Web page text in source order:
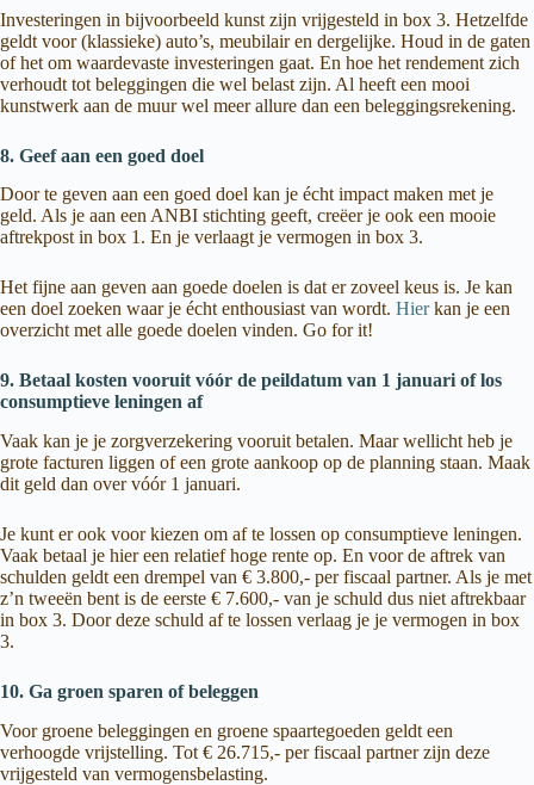
Investeringen in bijvoorbeeld kunst zijn vrijgesteld in box 3. Hetzelfde
geldt voor (klassieke) auto’s, meubilair en dergelijke. Houd in de gaten
of het om waardevaste investeringen gaat. En hoe het rendement zich
verhoudt tot beleggingen die wel belast zijn. Al heeft een mooi
kunstwerk aan de muur wel meer allure dan een beleggingsrekening.
8. Geef aan een goed doel
Door te geven aan een goed doel kan je écht impact maken met je
geld. Als je aan een ANBI stichting geeft, creëer je ook een mooie
aftrekpost in box 1. En je verlaagt je vermogen in box 3.
Het fijne aan geven aan goede doelen is dat er zoveel keus is. Je kan
een doel zoeken waar je écht enthousiast van wordt. Hierkan je een
overzicht met alle goede doelen vinden. Go for it!
9. Betaal kosten vooruit vóór de peildatum van 1 januari of los
consumptieve leningen af
Vaak kan je je zorgverzekering vooruit betalen. Maar wellicht heb je
grote facturen liggen of een grote aankoop op de planning staan. Maak
dit geld dan over vóór 1 januari.
Je kunt er ook voor kiezen om af te lossen op consumptieve leningen.
Vaak betaal je hier een relatief hoge rente op. En voor de aftrek van
schulden geldt een drempel van € 3.800,- per fiscaal partner. Als je met
z’n tweeën bent is de eerste € 7.600,- van je schuld dus niet aftrekbaar
in box 3. Door deze schuld af te lossen verlaag je je vermogen in box
3.
10. Ga groen sparen of beleggen
Voor groene beleggingen en groene spaartegoeden geldt een
verhoogde vrijstelling. Tot € 26.715,- per fiscaal partner zijn deze
vrijgesteld van vermogensbelasting.